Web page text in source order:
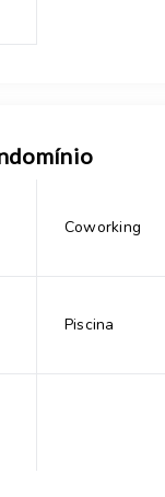
Coworking
Piscina